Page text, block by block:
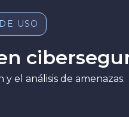
USO
el análisis de amenazas.